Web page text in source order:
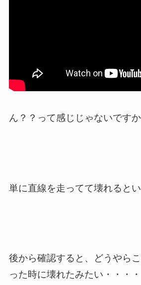
ん？？って感じじゃないですか
単に直線を走ってて壊れると
後から確認すると、どうやら
った時に壊れたみたい・・・・